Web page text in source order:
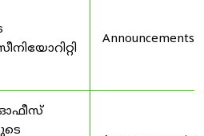
Announcements
ഓഫീസ്